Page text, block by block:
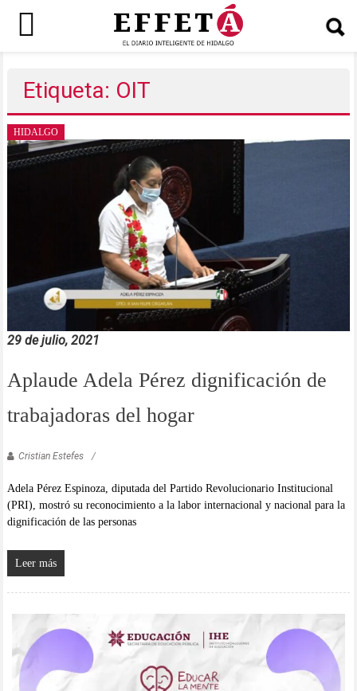
contenidoEtiqueta: OIT
HIDALGO
29 de julio, 2021
Aplaude Adela Pérez dignificación de
trabajadoras del hogar
Cristian Estefes
Adela Pérez Espinoza, diputada del Partido Revolucionario Institucional
(PRI), mostró su reconocimiento a la labor internacional y nacional para la
dignificación de las personas
Leer más